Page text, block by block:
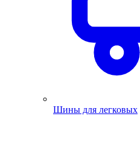
Шины для легковых